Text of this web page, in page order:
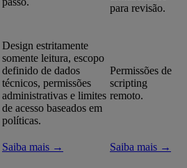
para revisão.
Design estritamente
somente leitura, escopo
definido de dados
técnicos, permissões
administrativas e limites
de acesso baseados em
políticas.
Permissões de
scripting
remoto.
Saiba mais → Saiba mais →